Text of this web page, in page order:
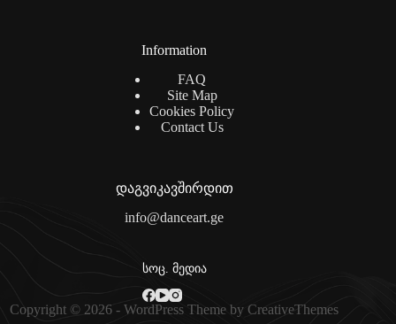
Information
FAQ
Site Map
Cookies Policy
Contact Us
დაგვიკავშირდით
info@danceart.ge
სოც. მედია
Copyright © 2026 - WordPress Theme by CreativeThemes